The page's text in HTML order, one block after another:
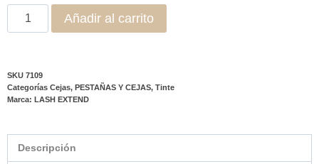
Añadir al carrito
SKU 7109
Categorías Cejas, PESTAÑAS Y CEJAS, Tinte
Marca: LASH EXTEND
Descripción